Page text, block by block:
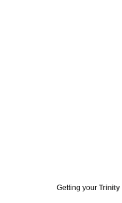
Getting your Trinity